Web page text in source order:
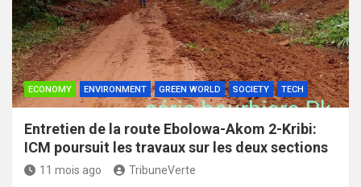
ECONOMY ENVIRONMENT GREEN WORLD SOCIETY TECH
Entretien de la route Ebolowa-Akom 2-Kribi:
ICM poursuit les travaux sur les deux sections
11 mois ago TribuneVerte